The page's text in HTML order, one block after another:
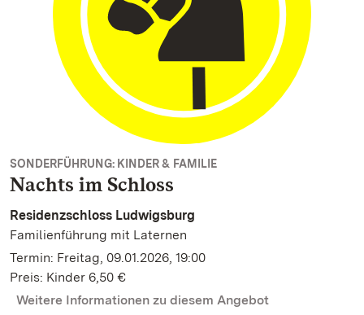
SONDERFÜHRUNG: KINDER & FAMILIE
Nachts im Schloss
Residenzschloss Ludwigsburg
Familienführung mit Laternen
Termin: Freitag, 09.01.2026, 19:00
Preis: Kinder 6,50 €
Weitere Informationen zu diesem Angebot